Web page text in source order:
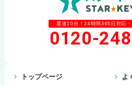
最速10分！24時間365日対応
0120-
トップページ
よ